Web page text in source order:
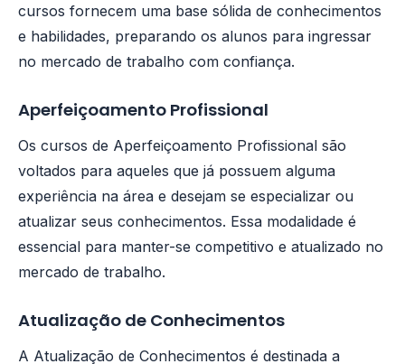
cursos fornecem uma base sólida de conhecimentos
e habilidades, preparando os alunos para ingressar
no mercado de trabalho com confiança.
Aperfeiçoamento Profissional
Os cursos de Aperfeiçoamento Profissional são
voltados para aqueles que já possuem alguma
experiência na área e desejam se especializar ou
atualizar seus conhecimentos. Essa modalidade é
essencial para manter-se competitivo e atualizado no
mercado de trabalho.
Atualização de Conhecimentos
A Atualização de Conhecimentos é destinada a